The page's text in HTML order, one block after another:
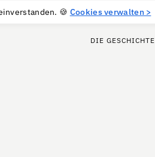
🍪 Cookies verwalten >
DIE GESCHICHTE